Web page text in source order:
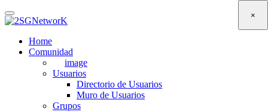
Skip
to
contentHome
Comunidad
image
Usuarios
Directorio de Usuarios
Muro de Usuarios
Grupos
×